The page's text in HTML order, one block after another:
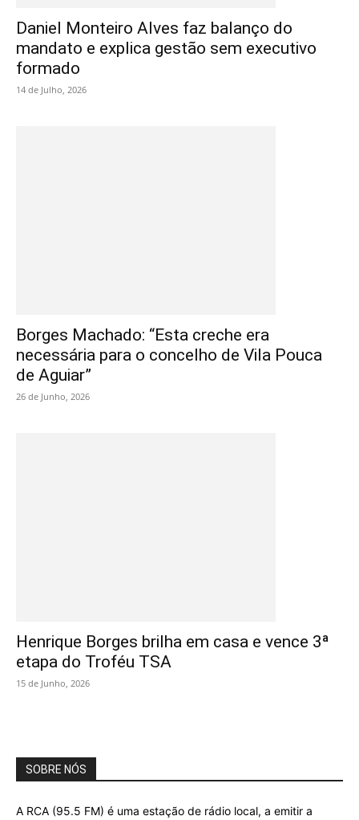
Daniel Monteiro Alves faz balanço do
mandato e explica gestão sem executivo
formado
14 de Julho, 2026
Borges Machado: “Esta creche era
necessária para o concelho de Vila Pouca
de Aguiar”
26 de Junho, 2026
Henrique Borges brilha em casa e vence 3ª
etapa do Troféu TSA
15 de Junho, 2026
SOBRE NÓS
A RCA (95.5 FM) é uma estação de rádio local, a emitir a